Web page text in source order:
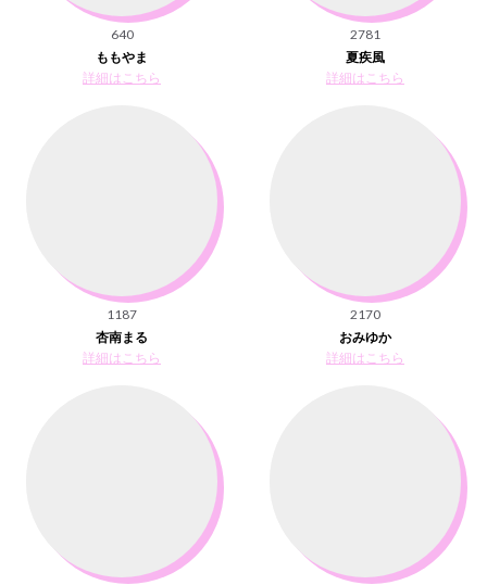
640
ももやま
詳細はこちら
2781
夏疾風
詳細はこちら
1187
杏南まる
詳細はこちら
2170
おみゆか
詳細はこちら